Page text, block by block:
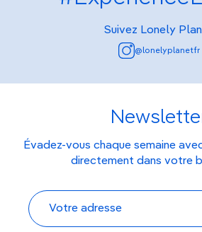
Suivez Lonely
@lonelyplanetfr
Évadez-vous chaque semaine
directement dans votre